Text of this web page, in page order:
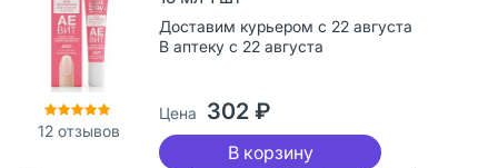
12 отзывов
Доставим курьером с 22 августа
В аптеку с 22 августа
Цена 302 ₽
В корзину